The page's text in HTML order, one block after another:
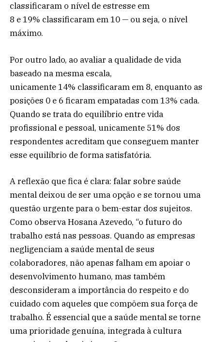
classificaram o nível de estresse em
8 e 19% classificaram em 10 — ou seja, o nível
máximo.
Por outro lado, ao avaliar a qualidade de vida
baseado na mesma escala,
unicamente 14% classificaram em 8, enquanto as
posições 0 e 6 ficaram empatadas com 13% cada.
Quando se trata do equilíbrio entre vida
profissional e pessoal, unicamente 51% dos
respondentes acreditam que conseguem manter
esse equilíbrio de forma satisfatória.
A reflexão que fica é clara: falar sobre saúde
mental deixou de ser uma opção e se tornou uma
questão urgente para o bem-estar dos sujeitos.
Como observa Hosana Azevedo, “o futuro do
trabalho está nas pessoas. Quando as empresas
negligenciam a saúde mental de seus
colaboradores, não apenas falham em apoiar o
desenvolvimento humano, mas também
desconsideram a importância do respeito e do
cuidado com aqueles que compõem sua força de
trabalho. É essencial que a saúde mental se torne
uma prioridade genuína, integrada à cultura